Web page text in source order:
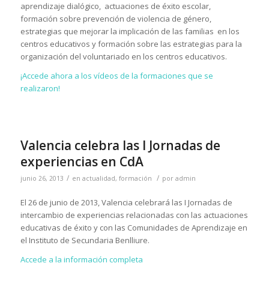
aprendizaje dialógico, actuaciones de éxito escolar,
formación sobre prevención de violencia de género,
estrategias que mejorar la implicación de las familias en los
centros educativos y formación sobre las estrategias para la
organización del voluntariado en los centros educativos.
¡Accede ahora a los vídeos de la formaciones que se
realizaron!
Valencia celebra las I Jornadas de
experiencias en CdA
junio 26, 2013 / en actualidad, formación / por admin
El 26 de junio de 2013, Valencia celebrará las I Jornadas de
intercambio de experiencias relacionadas con las actuaciones
educativas de éxito y con las Comunidades de Aprendizaje en
el Instituto de Secundaria Benlliure.
Accede a la información completa